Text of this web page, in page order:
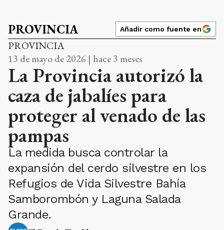
La medida busca controlar la
expansión del cerdo silvestre en los
Refugios de Vida Silvestre Bahía
Samborombón y Laguna Salada
Grande.
El Eco de Tandil